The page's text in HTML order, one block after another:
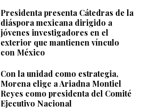
Presidenta presenta Cátedras de la
diáspora mexicana dirigido a
jóvenes investigadores en el
exterior que mantienen vínculo
con México
Con la unidad como estrategia,
Morena elige a Ariadna Montiel
Reyes como presidenta del Comité
Ejecutivo Nacional